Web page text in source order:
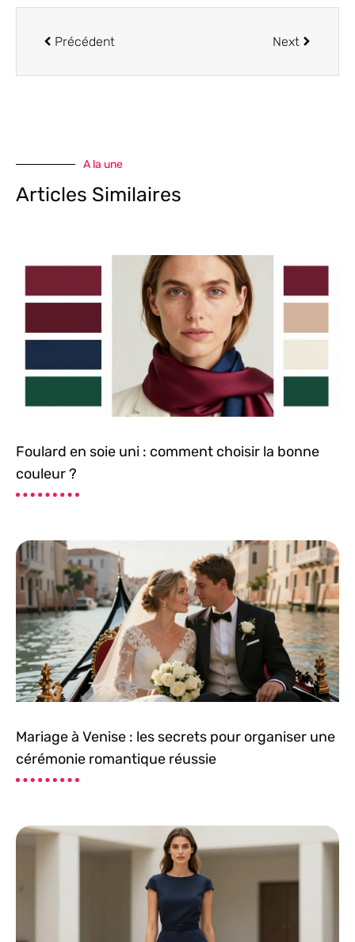
Précédent Next
A la une
Articles Similaires
Foulard en soie uni : comment choisir la bonne
couleur ?
Mariage à Venise : les secrets pour organiser une
cérémonie romantique réussie